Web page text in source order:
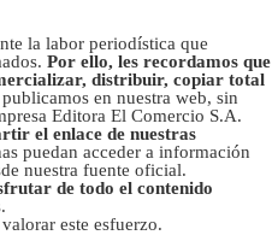
la labor periodística que
Por ello, les recordamos que
distribuir, copiar total
en nuestra web, sin
Editora El Comercio S.A.
el enlace de nuestras
puedan acceder a información
nuestra fuente oficial.
de todo el contenido
este esfuerzo.